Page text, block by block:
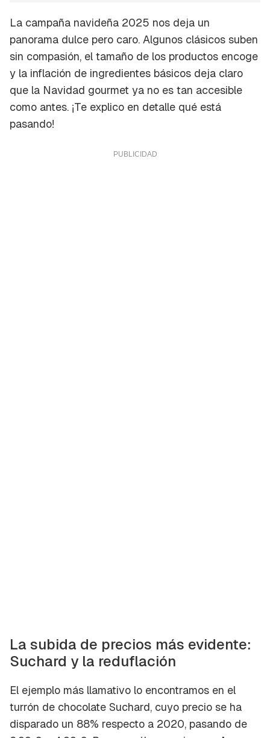
La campaña navideña 2025 nos deja un
panorama dulce pero caro. Algunos clásicos suben
sin compasión, el tamaño de los productos encoge
y la inflación de ingredientes básicos deja claro
que la Navidad gourmet ya no es tan accesible
como antes. ¡Te explico en detalle qué está
pasando!
La subida de precios más evidente:
Suchard y la reduflación
El ejemplo más llamativo lo encontramos en el
turrón de chocolate Suchard, cuyo precio se ha
disparado un 88% respecto a 2020, pasando de